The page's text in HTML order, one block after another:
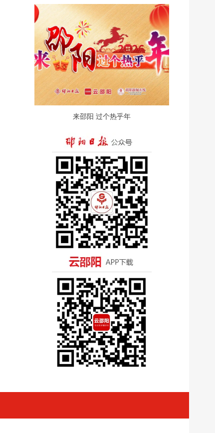
来邵阳 过个热乎年